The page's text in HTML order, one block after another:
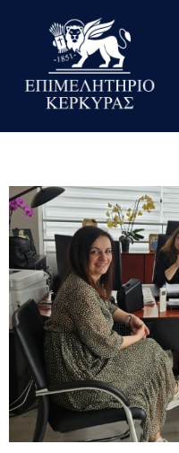
Το
Eπιμελητήριο
Νέα
Υπηρεσίες
Ειδική
Πληροφόρηση
Χρήσιμες
Συνδέσεις